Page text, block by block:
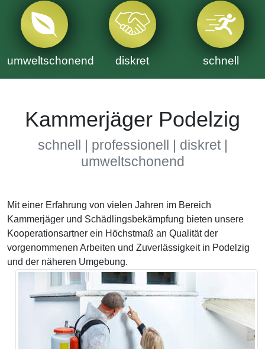
umweltschonend diskret schnell
Kammerjäger Podelzig
schnell | professionell | diskret |
umweltschonend
Mit einer Erfahrung von vielen Jahren im Bereich
Kammerjäger und Schädlingsbekämpfung bieten unsere
Kooperationsartner ein Höchstmaß an Qualität der
vorgenommenen Arbeiten und Zuverlässigkeit in Podelzig
und der näheren Umgebung.